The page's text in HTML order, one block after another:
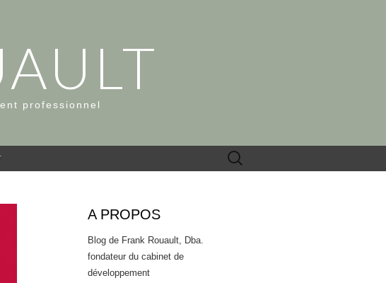
professionnel
Rechercher :
A PROPOS
Blog de Frank Rouault, Dba.
fondateur du cabinet de
développement